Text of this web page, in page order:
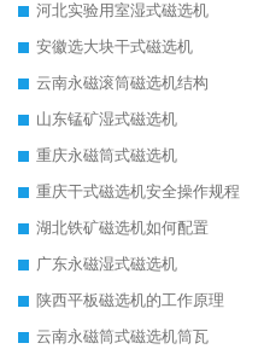
河北实验用室湿式磁选机
安徽选大块干式磁选机
云南永磁滚筒磁选机结构
山东锰矿湿式磁选机
重庆永磁筒式磁选机
重庆干式磁选机安全操作规程
湖北铁矿磁选机如何配置
广东永磁湿式磁选机
陕西平板磁选机的工作原理
云南永磁筒式磁选机筒瓦